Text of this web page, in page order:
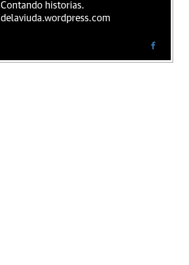
Contando historias.
delaviuda.wordpress.com